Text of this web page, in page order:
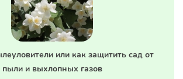
или как защитить сад от
пыли и выхлопных газов